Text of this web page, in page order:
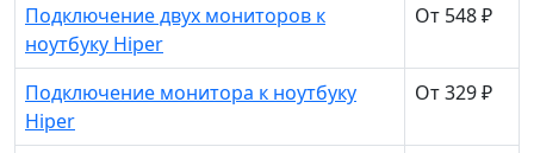
Подключение двух мониторов к
ноутбуку Hiper
От 548 ₽
Подключение монитора к ноутбуку
Hiper
От 329 ₽